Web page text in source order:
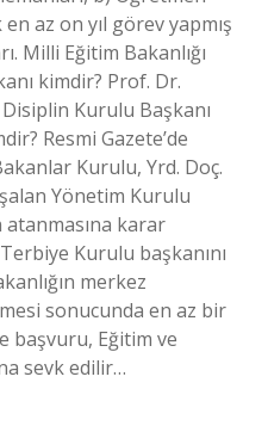
az on yıl görev yapmış
Milli Eğitim Bakanlığı
kimdir? Prof. Dr.
Kurulu Başkanı
Resmi Gazete’de
Kurulu, Yrd. Doç.
Yönetim Kurulu
atanmasına karar
Kurulu başkanını
merkez
sonucunda en az bir
başvuru, Eğitim ve
sevk edilir…